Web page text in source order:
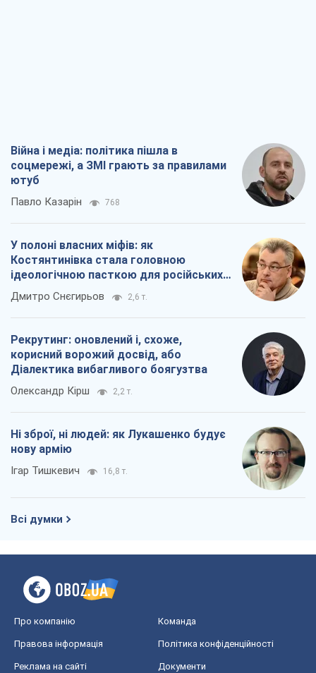
Війна і медіа: політика пішла в
соцмережі, а ЗМІ грають за правилами
ютуб
Павло Казарін 768
У полоні власних міфів: як
Костянтинівка стала головною
ідеологічною пасткою для російських
окупантів
Дмитро Снєгирьов 2,6 т.
Рекрутинг: оновлений і, схоже,
корисний ворожий досвід, або
Діалектика вибагливого боягузтва
Олександр Кірш 2,2 т.
Ні зброї, ні людей: як Лукашенко будує
нову армію
Ігар Тишкевич 16,8 т.
Всі думки
Про компанію Команда
Правова інформація Політика конфіденційності
Реклама на сайті Документи